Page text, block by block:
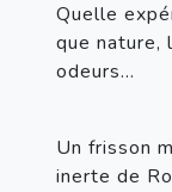
Quelle
que nature,
odeurs…
Un frisson
inerte de